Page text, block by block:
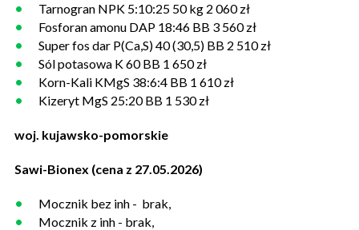
Tarnogran NPK 5:10:25 50 kg 2 060 zł
Fosforan amonu DAP 18:46 BB 3 560 zł
Super fos dar P(Ca,S) 40 (30,5) BB 2 510 zł
Sól potasowa K 60 BB 1 650 zł
Korn-Kali KMgS 38:6:4 BB 1 610 zł
Kizeryt MgS 25:20 BB 1 530 zł
woj. kujawsko-pomorskie
Sawi-Bionex (cena z 27.05.2026)
Mocznik bez inh - brak,
Mocznik z inh - brak,